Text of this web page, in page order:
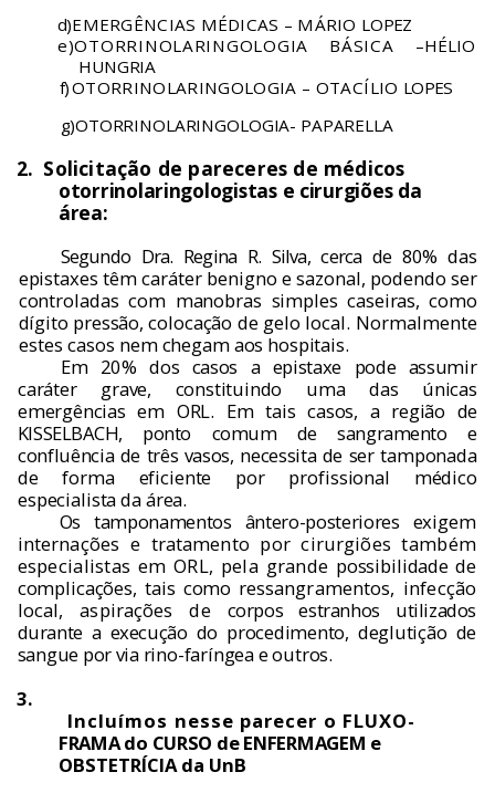
d)EMERGÊNCIAS MÉDICAS – MÁRIO LOPEZ
e)OTORRINOLARINGOLOGIA BÁSICA –HÉLIO
HUNGRIA
f)OTORRINOLARINGOLOGIA – OTACÍLIO LOPES
g)OTORRINOLARINGOLOGIA- PAPARELLA
2. Solicitação de pareceres de médicos
otorrinolaringologistas e cirurgiões da
área:
Segundo Dra. Regina R. Silva, cerca de 80%das
epistaxes têm caráter benigno e sazonal, podendo ser
controladas com manobras sim­ples caseiras, como
dígito pressão, colocação de gelo local. Normalmente
estes casos nemchegam aos hospitais.
Em 20% dos casos a epistaxe pode assu­mir
caráter grave, constituindo uma das únicas
emergências em ORL. Em tais casos, a região de
KISSELBACH, ponto comum de sangramento e
confluência de três vasos, necessita de sertamponada
de forma eficiente por profissional médico
especialista daárea.
Os tamponamentos ântero-posteriores exi­gem
internações e tratamento por cirurgiõestambém
especialistas em ORL, pela grande possibilidade de
complicações, tais como ressangramentos, infecção
local, aspirações de corpos estranhos utilizados
durante a execução do procedimento, deglutição de
sangue por via rino-faríngea e outros.
3.
Incluímos nesse parecer o FLUXO-
FRAMA do CURSO de ENFERMAGEM e
OBSTETRÍCIA da UnB